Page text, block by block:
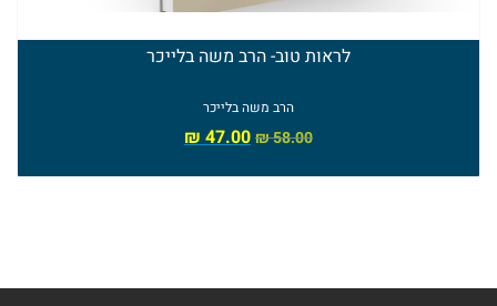
לראות טוב- הרב משה בלייכר
הרב משה בלייכר
58.00
₪
47.00
₪